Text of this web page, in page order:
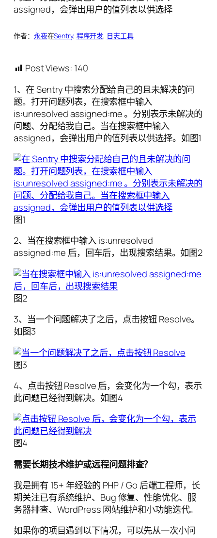
作者： 永夜在Sentry, 程序开发, 日志工具
Post Views: 140
1、在 Sentry 中搜索分配给自己的且未解决的问
题。打开问题列表，在搜索框中输入
is:unresolved assigned:me 。分别表示未解决的
问题、分配给我自己。当在搜索框中输入
assigned，会弹出用户的值列表以供选择。如图1
图1
2、当在搜索框中输入 is:unresolved
assigned:me 后，回车后，出现搜索结果。如图2
图2
3、当一个问题解决了之后，点击按钮 Resolve。
如图3
图3
4、点击按钮 Resolve 后，会变化为一个勾，表示
此问题已经得到解决。如图4
图4
需要长期技术维护或远程问题排查？
我是拥有 15+ 年经验的 PHP / Go 后端工程师，长
期关注已有系统维护、Bug 修复、性能优化、服
务器排查、WordPress 网站维护和小功能迭代。
如果你的项目遇到以下情况，可以先从一次小问